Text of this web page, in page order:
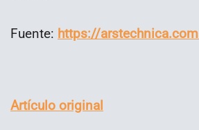
Fuente: https://arstechnica.com
Artículo original